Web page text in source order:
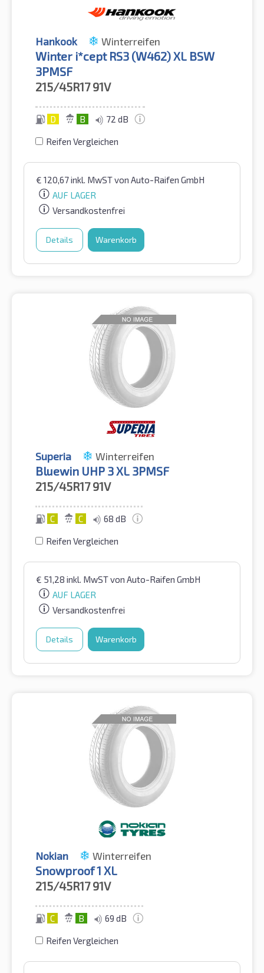
Hankook Winterreifen
Winter i*cept RS3 (W462) XL BSW
3PMSF
215/45R17 91V
D B 72 dB
Reifen Vergleichen
€ 120,67inkl. MwSTvon Auto-Raifen GmbH
AUF LAGER
Versandkostenfrei
Details Warenkorb
Superia Winterreifen
Bluewin UHP 3 XL 3PMSF
215/45R17 91V
C C 68 dB
Reifen Vergleichen
€ 51,28 inkl. MwSTvon Auto-Raifen GmbH
AUF LAGER
Versandkostenfrei
Details Warenkorb
Nokian Winterreifen
Snowproof 1 XL
215/45R17 91V
C B 69 dB
Reifen Vergleichen